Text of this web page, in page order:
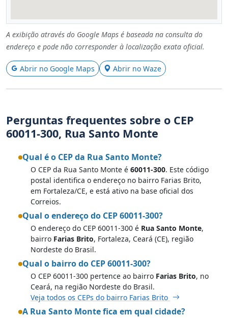
A exibição através do Google Maps é baseada na consulta do
endereço e pode não corresponder à localização exata oficial.
Abrir no Google Maps Abrir no Waze
Perguntas frequentes sobre o CEP
60011-300, Rua Santo Monte
Qual é o CEP da Rua Santo Monte?
O CEP da Rua Santo Monte é 60011-300. Este código
postal identifica o endereço no bairro Farias Brito,
em Fortaleza/CE, e está ativo na base oficial dos
Correios.
Qual o endereço do CEP 60011-300?
O endereço do CEP 60011-300 é Rua Santo Monte,
bairro Farias Brito, Fortaleza, Ceará (CE), região
Nordeste do Brasil.
Qual o bairro do CEP 60011-300?
O CEP 60011-300 pertence ao bairro Farias Brito, no
Ceará, na região Nordeste do Brasil.
Veja todos os CEPs do bairro Farias Brito
A Rua Santo Monte fica em qual cidade?